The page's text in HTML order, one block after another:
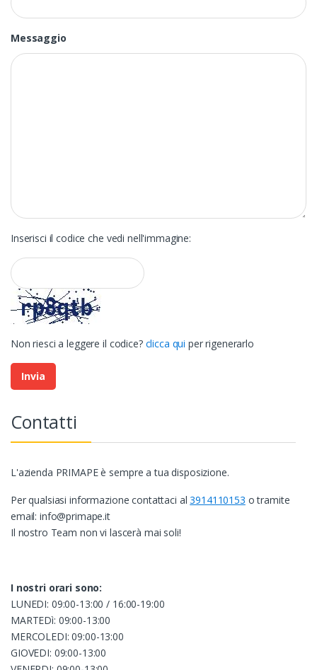
Messaggio
Inserisci il codice che vedi nell'immagine:
Non riesci a leggere il codice? clicca qui per rigenerarlo
Contatti
L'azienda PRIMAPE è sempre a tua disposizione.
Per qualsiasi informazione contattaci al3914110153 o tramite
email: info@primape.it
Il nostro Team non vi lascerà mai soli!
I nostri orari sono:
LUNEDI: 09:00-13:00 / 16:00-19:00
MARTEDì: 09:00-13:00
MERCOLEDI: 09:00-13:00
GIOVEDI: 09:00-13:00